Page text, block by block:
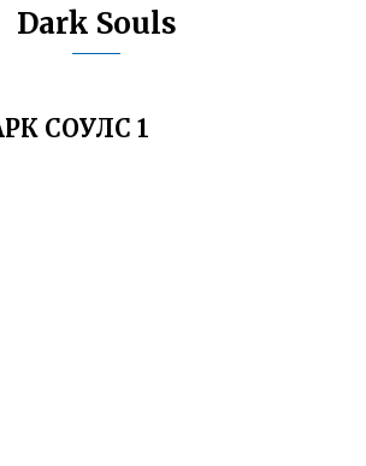
Dark Souls
СОУЛС 1